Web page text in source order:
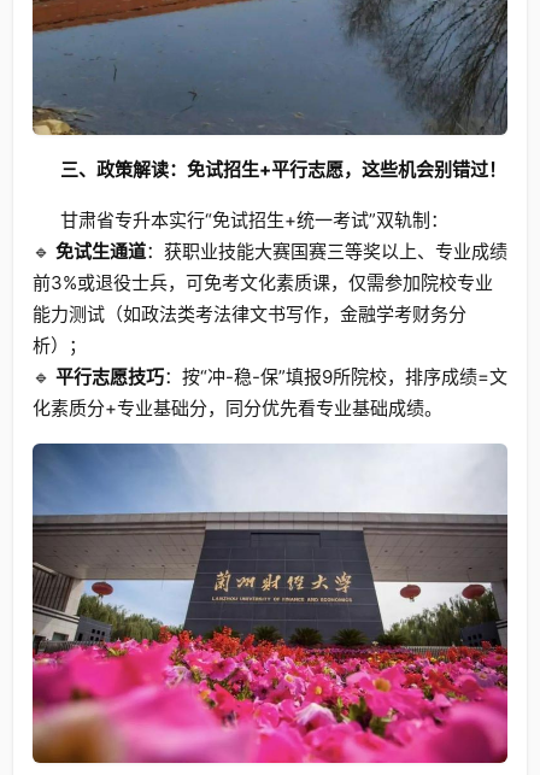
三、政策解读：免试招生+平行志愿，这些机会别错过！
甘肃省专升本实行“免试招生+统一考试”双轨制：
🔹 免试生通道：获职业技能大赛国赛三等奖以上、专业成绩
前3%或退役士兵，可免考文化素质课，仅需参加院校专业
能力测试（如政法类考法律文书写作，金融学考财务分
析）；
🔹 平行志愿技巧：按“冲-稳-保”填报9所院校，排序成绩=文
化素质分+专业基础分，同分优先看专业基础成绩。